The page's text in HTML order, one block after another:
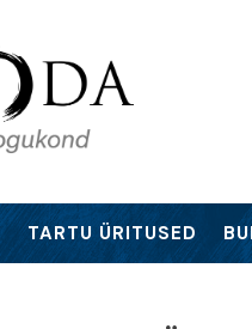
TARTU ÜRITUSED